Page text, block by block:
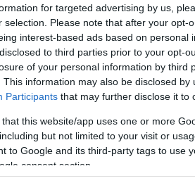
for targeted advertising by us,
selection. Please note that after your opt-
interest-based ads based on personal
to third parties prior to your opt-
of your personal information by third
This information may also be disclosed
Participants that may further disclose it to
that this website/app uses one or more
but not limited to your visit or
to Google and its third-party tags to use
consent section.
mira a finanziare l’acquisto di
sostenibile e moderno.
rappresenta la seconda tranche
di treni ibridi da parte di
dalla BEI dal 2015 ad oggi